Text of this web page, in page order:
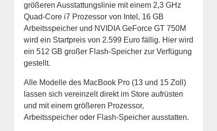
größeren Ausstattungslinie mit einem 2,3 GHz
Quad-Core i7 Prozessor von Intel, 16 GB
Arbeitsspeicher und NVIDIA GeForce GT 750M
wird ein Startpreis von 2.599 Euro fällig. Hier wird
ein 512 GB großer Flash-Speicher zur Verfügung
gestellt.
Alle Modelle des MacBook Pro (13 und 15 Zoll)
lassen sich vereinzelt direkt im Store aufrüsten
und mit einem größeren Prozessor,
Arbeitsspeicher oder Flash-Speicher ausstatten.